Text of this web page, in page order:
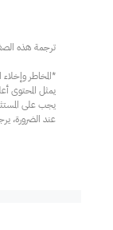
عند الضرورة،